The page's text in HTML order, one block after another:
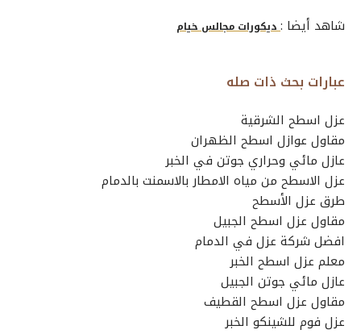
شاهد أيضا :ديكورات مجالس خيام
عبارات بحث ذات صله
عزل اسطح الشرقية
مقاول عوازل اسطح الظهران
عازل مائي وحراري جوتن في الخبر
عزل الاسطح من مياه الامطار بالاسمنت بالدمام
طرق عزل الأسطح
مقاول عزل اسطح الجبيل
افضل شركة عزل في الدمام
معلم عزل اسطح الخبر
عازل مائي جوتن الجبيل
مقاول عزل اسطح القطيف
عزل فوم للشينكو الخبر